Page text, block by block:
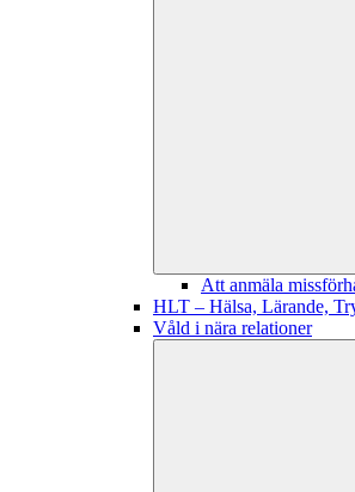
Att anmäla
HLT – Hälsa, Lärande,
Våld i nära relationer